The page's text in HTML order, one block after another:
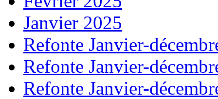
Janvier 2025
Refonte Janvier-
Refonte Janvier-
Refonte Janvier-